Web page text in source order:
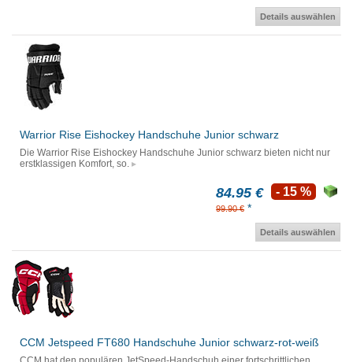
Details auswählen
Warrior Rise Eishockey Handschuhe Junior schwarz
Die Warrior Rise Eishockey Handschuhe Junior schwarz bieten nicht nur
erstklassigen Komfort, so.
84.95 €
99.90 € *
- 15 %
Details auswählen
CCM Jetspeed FT680 Handschuhe Junior schwarz-rot-weiß